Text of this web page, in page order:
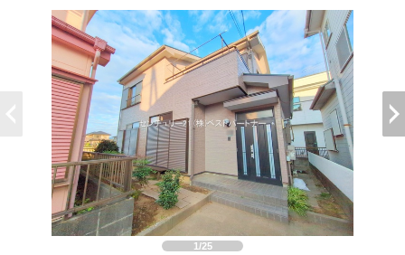
1/25